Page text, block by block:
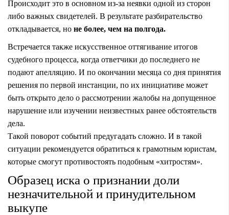
Происходит это в основном из-за неявки одной из сторон
либо важных свидетелей. В результате разбирательство
откладывается, но не более, чем на полгода.
Встречается также искусственное оттягивание итогов
судебного процесса, когда ответчики до последнего не
подают апелляцию. И по окончании месяца со дня принятия
решения по первой инстанции, по их инициативе может
быть открыто дело о рассмотрении жалобы на допущенное
нарушение или изучении неизвестных ранее обстоятельств
дела.
Такой поворот событий предугадать сложно. И в такой
ситуации рекомендуется обратиться к грамотным юристам,
которые смогут противостоять подобным «хитростям».
Образец иска о признании доли
незначительной и принудительном
выкупе